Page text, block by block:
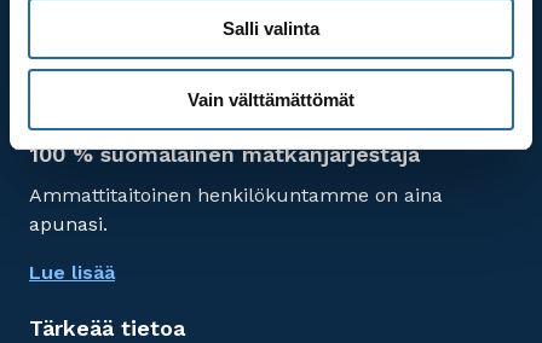
Salli valinta
Vain välttämättömät
Asiakaspalvelu avoinna maanantaista perjantaihin
klo 10.00-16.00
100 % suomalainen matkanjärjestäjä
Ammattitaitoinen henkilökuntamme on aina
apunasi.
Lue lisää
Tärkeää tietoa